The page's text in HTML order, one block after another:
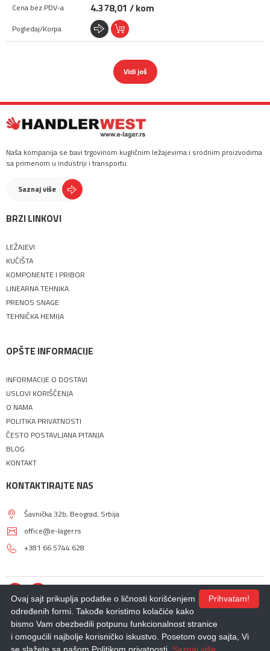
4.378,01 / kom
Vidi još
Naša kompanija se bavi trgovinom kugličnim ležajevima i srodnim proizvodima
sa primenom u industriji i transportu.
Saznaj više
BRZI LINKOVI
LEŽAJEVI
KUĆIŠTA
KOMPONENTE I PRIBOR
LINEARNA TEHNIKA
PRENOS SNAGE
TEHNIČKA HEMIJA
OPŠTE INFORMACIJE
INFORMACIJE O DOSTAVI
USLOVI KORIŠĆENJA
O NAMA
POLITIKA PRIVATNOSTI
ČESTO POSTAVLJANA PITANJA
BLOG
KONTAKT
KONTAKTIRAJTE NAS
Šavnička 32b, Beograd, Srbija
office@e-lager.rs
+381 66 5744 628
© 2018 - 2026 |E-LAGER. Sva prava zadržana.
Izdrada Internet prodavnice,Izrada sajta,Izrada mobilnih aplikacijaiSEO
Prihvatam!
Ovaj sajt prikuplja podatke o ličnosti korišćenjem
određenih formi. Takođe koristimo kolačiće kako
bismo Vam obezbedili potpunu funkcionalnost stranice
i omogućili najbolje korisničko iskustvo. Posetom ovog sajta, Vi